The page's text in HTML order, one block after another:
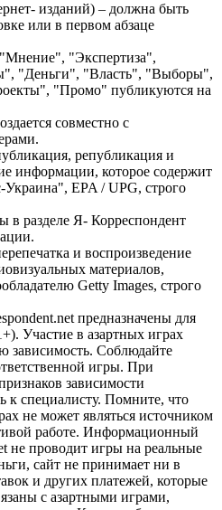
изданий) – должна быть
или в первом абзаце
"Экспертиза",
"Деньги", "Власть", "Выборы",
"Промо" публикуются на
совместно с
републикация и
информации, которое содержит
EPA / UPG, строго
в разделе Я- Корреспондент
и воспроизведение
материалов,
Getty Images, строго
предназначены для
Участие в азартных играх
зависимость. Соблюдайте
игры. При
зависимости
к специалисту. Помните, что
не может являться источником
работе. Информационный
не проводит игры на реальные
сайт не принимает ни в
и других платежей, которые
с азартными играми,